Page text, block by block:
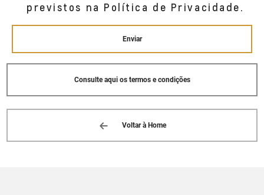
previstos na Política de Privacidade.
Enviar
Consulte aqui os termos e condições
Voltar à Home